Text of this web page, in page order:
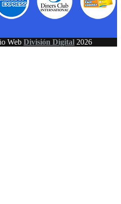
Web División Digital 2026